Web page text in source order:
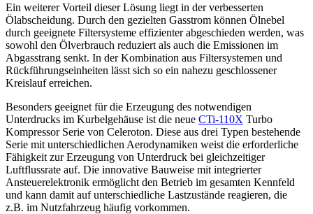
Ein weiterer Vorteil dieser Lösung liegt in der verbesserten
Ölabscheidung. Durch den gezielten Gasstrom können Ölnebel
durch geeignete Filtersysteme effizienter abgeschieden werden, was
sowohl den Ölverbrauch reduziert als auch die Emissionen im
Abgasstrang senkt. In der Kombination aus Filtersystemen und
Rückführungseinheiten lässt sich so ein nahezu geschlossener
Kreislauf erreichen.
Besonders geeignet für die Erzeugung des notwendigen
Unterdrucks im Kurbelgehäuse ist die neue CTi-110X Turbo
Kompressor Serie von Celeroton. Diese aus drei Typen bestehende
Serie mit unterschiedlichen Aerodynamiken weist die erforderliche
Fähigkeit zur Erzeugung von Unterdruck bei gleichzeitiger
Luftflussrate auf. Die innovative Bauweise mit integrierter
Ansteuerelektronik ermöglicht den Betrieb im gesamten Kennfeld
und kann damit auf unterschiedliche Lastzustände reagieren, die
z.B. im Nutzfahrzeug häufig vorkommen.